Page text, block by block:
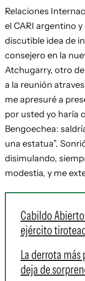
Relaciones
el CARI argentino
discutible idea de
consejero en la
Atchugarry, otro
a la reunión
me apresuré a
por usted yo haría
Bengoechea:
una estatua”.
disimulando,
modestia, y me
Cabildo
ejército
La derrota
deja de